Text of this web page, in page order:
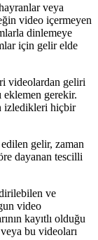
veya
video içermeyen
dinlemeye
için gelir elde
videolardan geliri
eklemen gerekir.
izledikleri hiçbir
gelir, zaman
dayanan tescilli
ve
video
kayıtlı olduğu
bu videoları